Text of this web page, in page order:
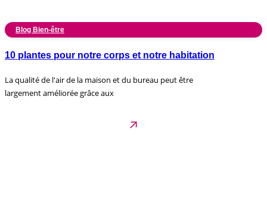
Blog Bien-être
10 plantes pour notre corps et notre habitation
La qualité de l'air de la maison et du bureau peut être
largement améliorée grâce aux